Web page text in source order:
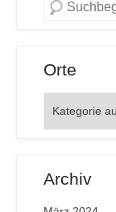
Orte
Archiv